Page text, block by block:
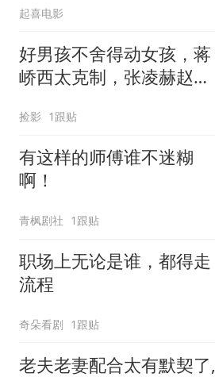
起喜电影
好男孩不舍得动女孩，蒋
峤西太克制，张凌赫赵今
捡影 1跟贴
有这样的师傅谁不迷糊
啊！
青枫剧社 1跟贴
职场上无论是谁，都得走
流程
奇朵看剧 1跟贴
老夫老妻配合太有默契了,